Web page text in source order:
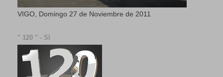
VIGO, Domingo 27 de Noviembre de 2011
" 120 " - SI